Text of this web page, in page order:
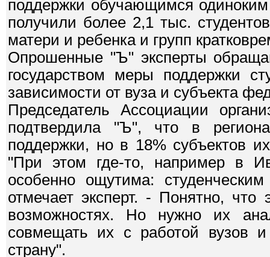
поддержки обучающимся
получили более 2,1 тыс.
матери и ребенка и групп
Опрошенные "Ъ" эксперты
государством меры поддержки
зависимости от вуза и субъекта
Председатель Ассоциации
подтвердила "Ъ", что в
поддержки, но в 18% субъектов
"При этом где-то, например в
особенно ощутима:
отмечает эксперт. - Понятно,
возможностях. Но нужно их
совмещать их с работой вузов
страну".